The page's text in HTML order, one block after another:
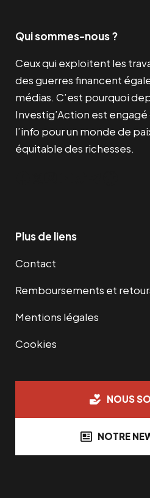
Qui sommes-nous ?
Ceux qui exploitent les
des guerres financent
médias. C’est pourquoi
Investig’Action est engagé
l’info pour un monde de
équitable des richesses.
Plus de liens
Contact
Remboursements et
Mentions légales
Cookies
NOUS
NOTRE